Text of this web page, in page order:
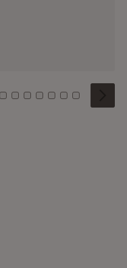
4 5 6
Kachel: 7
Zu Kachel: 8
Zu Kachel: 9
Zu Kachel: 10
Zu Kachel: 11
Zu Kachel: 12
Zu Kachel:
Zu